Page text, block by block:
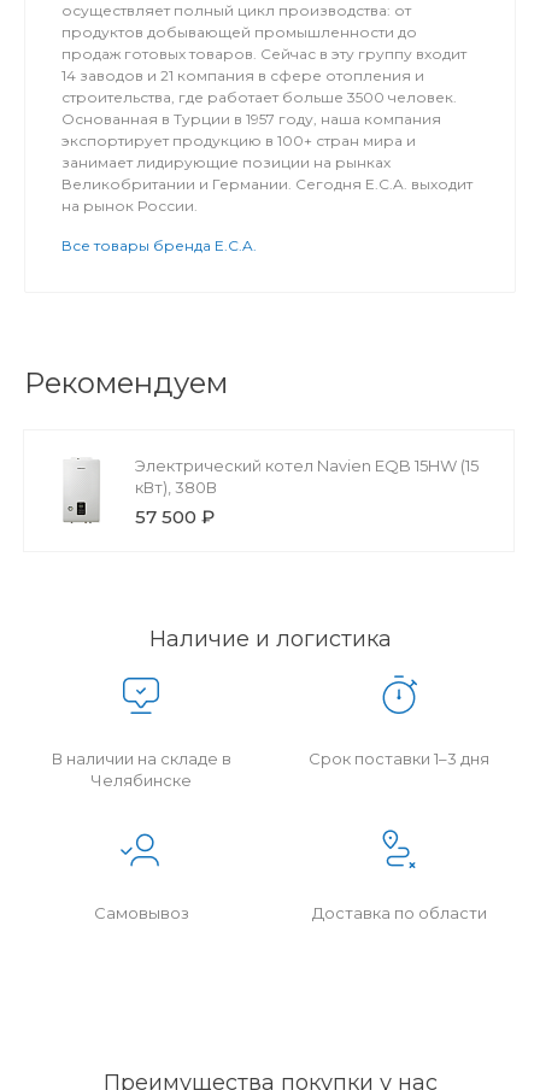
осуществляет полный цикл производства: от
продуктов добывающей промышленности до
продаж готовых товаров. Сейчас в эту группу входит
14 заводов и 21 компания в сфере отопления и
строительства, где работает больше 3500 человек.
Основанная в Турции в 1957 году, наша компания
экспортирует продукцию в 100+ стран мира и
занимает лидирующие позиции на рынках
Великобритании и Германии. Сегодня E.C.A. выходит
на рынок России.
Все товары бренда E.C.A.
Рекомендуем
Электрический котел Navien EQB 15HW (15
кВт), 380В
57 500 ₽
Наличие и логистика
В наличии на складе в
Челябинске
Срок поставки 1–3 дня
Самовывоз Доставка по области
Преимущества покупки у нас